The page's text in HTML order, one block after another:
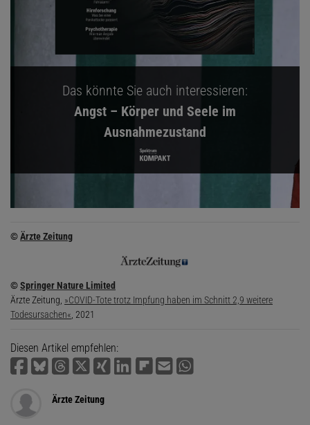
Das könnte Sie auch interessieren:
Angst – Körper und Seele im
Ausnahmezustand
©Ärzte Zeitung
©Springer Nature Limited
Ärzte Zeitung, »COVID-Tote trotz Impfung haben im Schnitt 2,9 weitere
Todesursachen« , 2021
Diesen Artikel empfehlen:
Ärzte Zeitung